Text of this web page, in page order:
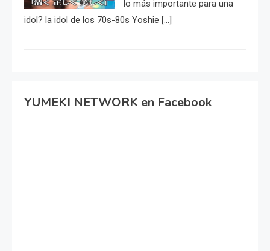
lo más importante para una
idol? la idol de los 70s-80s Yoshie […]
YUMEKI NETWORK en Facebook